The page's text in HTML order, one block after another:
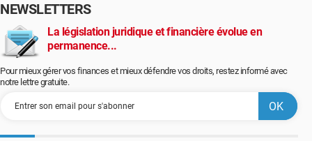
NEWSLETTERS
La législation juridique et financière évolue en
permanence...
Pour mieux gérer vos finances et mieux défendre vos droits, restez informé avec
notre lettre gratuite.